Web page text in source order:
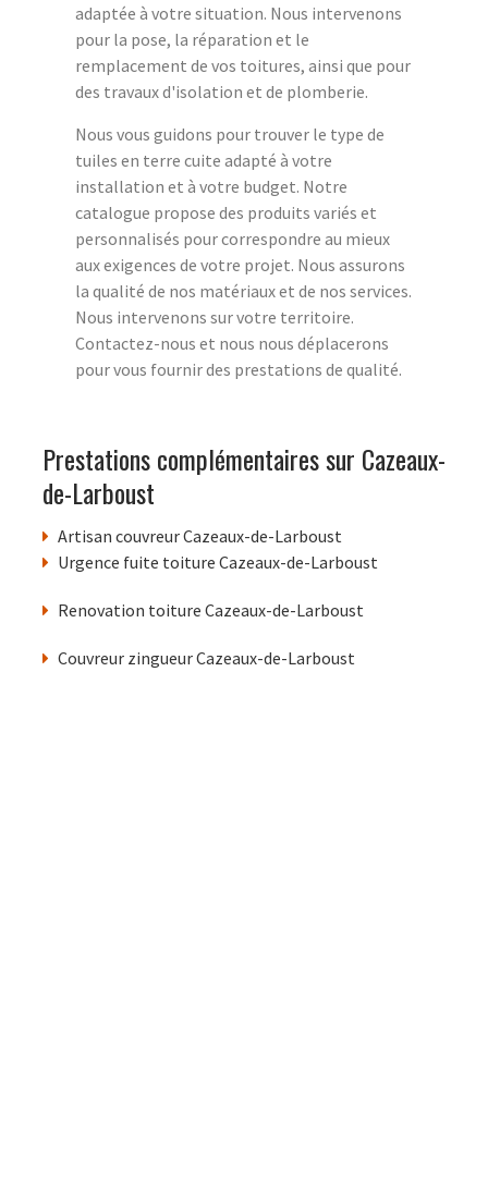
adaptée à votre situation. Nous intervenons
pour la pose, la réparation et le
remplacement de vos toitures, ainsi que pour
des travaux d'isolation et de plomberie.
Nous vous guidons pour trouver le type de
tuiles en terre cuite adapté à votre
installation et à votre budget. Notre
catalogue propose des produits variés et
personnalisés pour correspondre au mieux
aux exigences de votre projet. Nous assurons
la qualité de nos matériaux et de nos services.
Nous intervenons sur votre territoire.
Contactez-nous et nous nous déplacerons
pour vous fournir des prestations de qualité.
Prestations complémentaires sur Cazeaux-
de-Larboust
Artisan couvreur Cazeaux-de-Larboust
Urgence fuite toiture Cazeaux-de-Larboust
Renovation toiture Cazeaux-de-Larboust
Couvreur zingueur Cazeaux-de-Larboust